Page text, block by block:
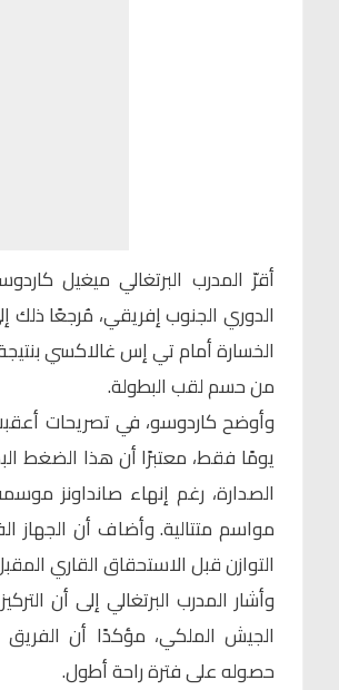
أقرّ المدرب البرتغالي ميغيل
الدوري الجنوب إفريقي، مُرجعًا ذلك
من حسم لقب البطولة.
وأوضحكاردوسو
يومًا فقط، معتبرًا أن هذا الضغط
مواسم متتالية. وأضاف أن الجهاز
التوازن قبل الاستحقاق القاري
وأشار المدرب البرتغالي إلى أن
الجيش الملكي، مؤكدًا أن الفريق
حصوله على فترة راحة أطول.